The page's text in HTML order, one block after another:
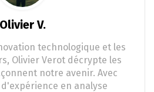
Olivier V.
technologique et les
Olivier Verot décrypte les
notre avenir. Avec
d'expérience en analyse